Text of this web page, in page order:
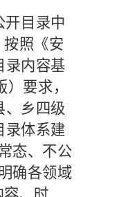
开目录中
按照《安
录内容基
）要求，
、乡四级
录体系建
态、不公
确各领域